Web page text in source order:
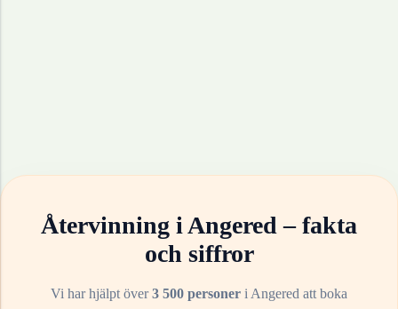
Återvinning iAngered– fakta
och siffror
Vi har hjälpt över3 500 personer i Angered att boka